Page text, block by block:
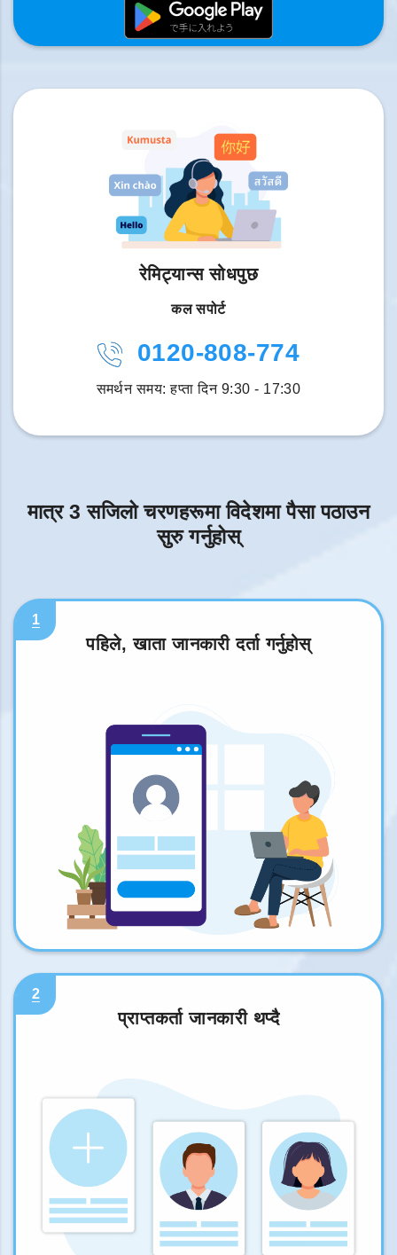
रेमिट्यान्स सोधपुछ
कल सपोर्ट
0120-808-774
समर्थन समय: हप्ता दिन 9:30 - 17:30
मात्र 3 सजिलो चरणहरूमा विदेशमा पैसा पठाउन
सुरु गर्नुहोस्
1
पहिले, खाता जानकारी दर्ता गर्नुहोस्
2
प्राप्तकर्ता जानकारी थप्दै